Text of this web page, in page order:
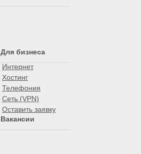
Для бизнеса
Интернет
Хостинг
Телефония
Сеть (VPN)
Оставить заявку
Вакансии